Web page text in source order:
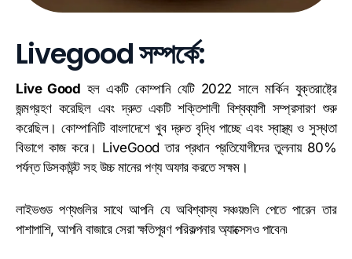
Livegood সম্পর্কে:
Live Good হল একটি কোম্পানি যেটি 2022 সালে মার্কিন যুক্তরাষ্ট্রে
জন্মগ্রহণ করেছিল এবং দ্রুত একটি শক্তিশালী বিশ্বব্যাপী সম্প্রসারণ শুরু
করেছিল। কোম্পানিটি বাংলাদেশে খুব দ্রুত বৃদ্ধি পাচ্ছে এবং স্বাস্থ্য ও সুস্থতা
বিভাগে কাজ করে। LiveGood তার প্রধান প্রতিযোগীদের তুলনায় 80%
পর্যন্ত ডিসকাউন্ট সহ উচ্চ মানের পণ্য অফার করতে সক্ষম।
লাইভগুড পণ্যগুলির সাথে আপনি যে অবিশ্বাস্য সঞ্চয়গুলি পেতে পারেন তার
পাশাপাশি, আপনি বাজারে সেরা ক্ষতিপূরণ পরিকল্পনার অ্যাক্সেসও পাবেন৷